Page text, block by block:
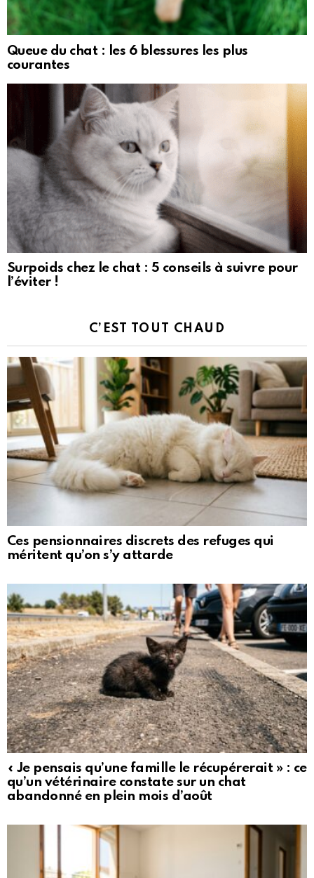
Queue du chat : les 6 blessures les plus
courantes
Surpoids chez le chat : 5 conseils à suivre pour
l’éviter !
C’EST TOUT CHAUD
Ces pensionnaires discrets des refuges qui
méritent qu’on s’y attarde
« Je pensais qu’une famille le récupérerait » : ce
qu’un vétérinaire constate sur un chat
abandonné en plein mois d’août